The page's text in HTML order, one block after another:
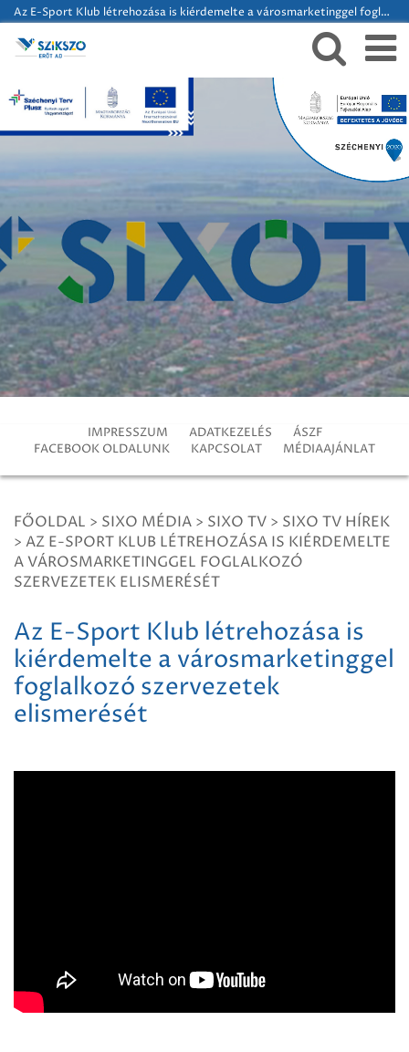
Az E-Sport Klub létrehozása is kiérdemelte a városmarketinggel foglalkozó szervezetek elismerését
IMPRESSZUM ADATKEZELÉS
ÁSZF
FACEBOOK OLDALUNK
KAPCSOLAT MÉDIAAJÁNLAT
FŐOLDAL > SIXO MÉDIA > SIXO TV > SIXO TV HÍREK
> AZ E-SPORT KLUB LÉTREHOZÁSA IS KIÉRDEMELTE
A VÁROSMARKETINGGEL FOGLALKOZÓ
SZERVEZETEK ELISMERÉSÉT
Az E-Sport Klub létrehozása is
kiérdemelte a városmarketinggel
foglalkozó szervezetek
elismerését